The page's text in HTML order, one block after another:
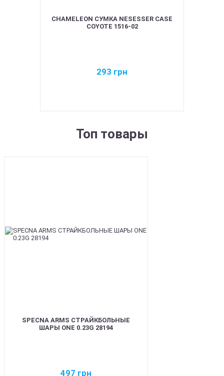
CHAMELEON СУМКА NESESSER CASE
COYOTE 1516-02
293 грн
Топ товары
SPECNA ARMS СТРАЙКБОЛЬНЫЕ
ШАРЫ ONE 0.23G 28194
497 грн